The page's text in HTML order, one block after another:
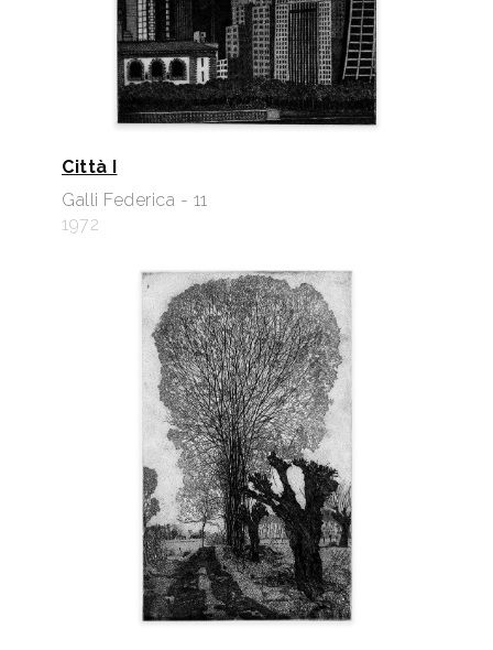
Città I
Galli Federica - 11
1972